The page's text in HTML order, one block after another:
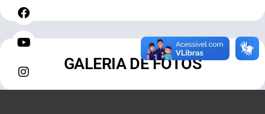
GALERIA DE FOTOS